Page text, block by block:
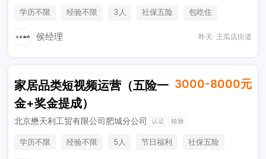
学历不限 经验不限 3人 社保五险
包吃住
侯经理 昨天 王瓜店街道
家居品类短视频运营（五险一
金+奖金提成）
3000-8000元
北京懋天利工贸有限公司肥城分公司 认证 核验
学历不限 经验不限 5人 节日福利
社保五险